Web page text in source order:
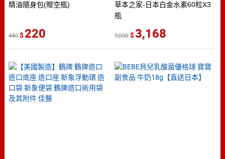
精油隨身包(贈空瓶)
440 220
草本之家-日本白金水素60粒X3
瓶
9,000 3,168